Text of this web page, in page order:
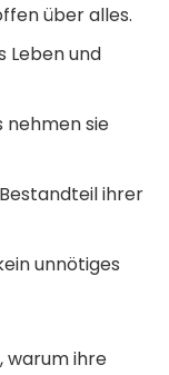
über alles.
Leben und
nehmen sie
ihrer
unnötiges
warum ihre